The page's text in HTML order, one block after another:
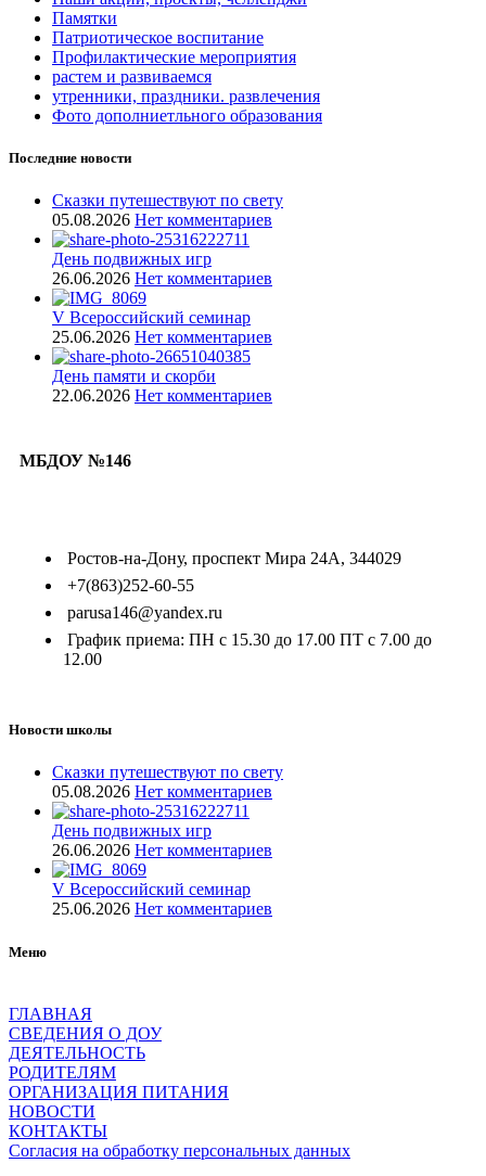
Памятки
Патриотическое воспитание
Профилактические мероприятия
растем и развиваемся
утренники, праздники. развлечения
Фото дополниетльного образования
Последние новости
Сказки путешествуют по свету
05.08.2026 Нет комментариев
День подвижных игр
26.06.2026 Нет комментариев
V Всероссийский семинар
25.06.2026 Нет комментариев
День памяти и скорби
22.06.2026 Нет комментариев
МБДОУ №146
Ростов-на-Дону, проспект Мира 24А, 344029
+7(863)252-60-55
parusa146@yandex.ru
График приема: ПН с 15.30 до 17.00 ПТ с 7.00 до
12.00
Новости школы
Сказки путешествуют по свету
05.08.2026 Нет комментариев
День подвижных игр
26.06.2026 Нет комментариев
V Всероссийский семинар
25.06.2026 Нет комментариев
Меню
ГЛАВНАЯ
СВЕДЕНИЯ О ДОУ
ДЕЯТЕЛЬНОСТЬ
РОДИТЕЛЯМ
ОРГАНИЗАЦИЯ ПИТАНИЯ
НОВОСТИ
КОНТАКТЫ
Согласия на обработку персональных данных